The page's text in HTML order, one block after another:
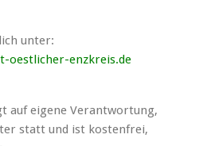
unter:
oestlicher-enzkreis.de
auf eigene Verantwortung,
statt und ist kostenfrei,